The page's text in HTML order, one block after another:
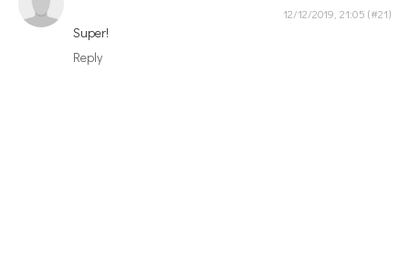
12/12/2019, 21:05
Super!
Reply